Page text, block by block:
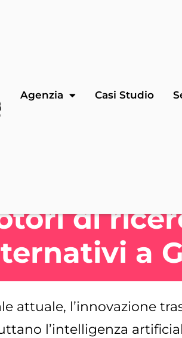
Agenzia Casi Studio
di
a
attuale, l’innovazione
l’intelligenza